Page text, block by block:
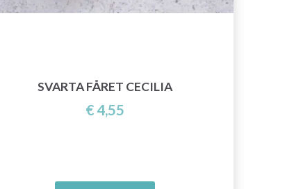
SVARTA FÅRET CECILIA
€ 4,55